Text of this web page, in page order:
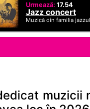
Urmează: 17.54
Jazz concert
Muzică din familia
muzicii